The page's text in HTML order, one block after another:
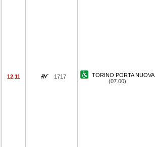
12.11 1717
TORINO PORTA NUOVA
(07.00)